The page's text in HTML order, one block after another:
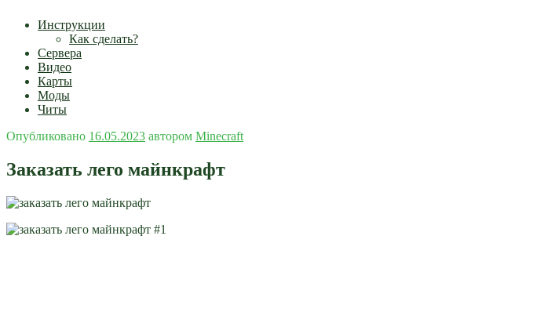
Инструкции
Как сделать?
Сервера
Видео
Карты
Моды
Читы
Опубликовано 16.05.2023 автором Minecraft
Заказать лего майнкрафт